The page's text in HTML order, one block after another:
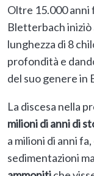
Oltre 15.000 anni
Bletterbach iniziò
lunghezza di 8
profondità e
del suo genere in
La discesa nella
milioni di anni di
a milioni di anni fa,
sedimentazioni